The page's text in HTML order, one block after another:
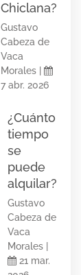
Chiclana?
Gustavo
Cabeza de
Vaca
Morales |
7 abr. 2026
¿Cuánto
tiempo
se
puede
alquilar?
Gustavo
Cabeza de
Vaca
Morales |
21 mar.